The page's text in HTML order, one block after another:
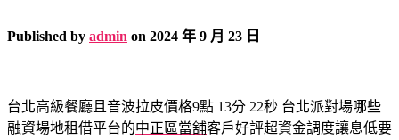
Published by admin on 2024 年 9 月 23 日
台北高級餐廳且音波拉皮價格9點 13分 22秒 台北派對場哪些
融資場地租借平台的中正區當舖客戶好評超資金調度讓息低要